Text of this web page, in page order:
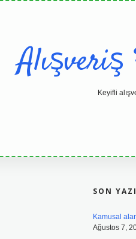
Keyifli
SON
Kamusal
Ağustos 7,